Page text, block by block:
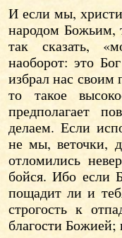
И если мы,
народом Божьим,
так сказать,
наоборот: это
избрал нас
то такое
предполагает
делаем. Если
не мы, веточки,
отломились
бойся. Ибо если
пощадит ли и
строгость к
благости